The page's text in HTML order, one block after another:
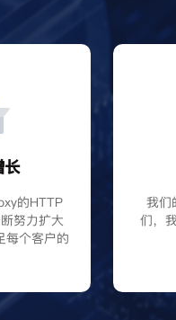
长
的HTTP
努力扩大
每个客户的
我们
们，